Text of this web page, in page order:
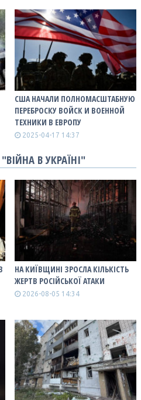
США НАЧАЛИ ПОЛНОМАСШТАБНУЮ
ПЕРЕБРОСКУ ВОЙСК И ВОЕННОЙ
ТЕХНИКИ В ЕВРОПУ
2025-04-17 14:37
В УКРАЇНІ"
НА КИЇВЩИНІ ЗРОСЛА КІЛЬКІСТЬ
ЖЕРТВ РОСІЙСЬКОЇ АТАКИ
2026-08-05 14:34